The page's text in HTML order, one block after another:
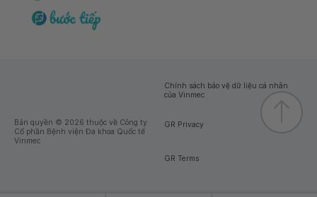
Bản quyền © 2026 thuộc về Công ty
Cổ phần Bệnh viện Đa khoa Quốc tế
Vinmec
Chính sách bảo vệ dữ liệu cá nhân
của Vinmec
GR Privacy
GR Terms